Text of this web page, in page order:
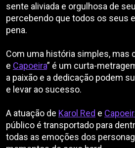
sente aliviada e orgulhosa de
percebendo que todos os seus
pena.
Com uma história simples, mas
e Capoeira” é um curta-
a paixão e a dedicação podem
e levar ao sucesso.
A atuação de Karol Red e
público é transportado para
todas as emoções dos